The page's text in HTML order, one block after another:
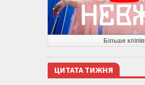
Більше кліпів
ЦИТАТА ТИЖНЯ